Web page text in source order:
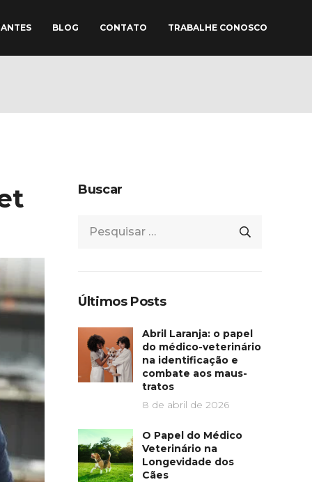
BLOG CONTATO TRABALHE CONOSCO
Buscar
Últimos Posts
Abril Laranja: o papel
do médico-veterinário
na identificação e
combate aos maus-
tratos
8 de abril de 2026
O Papel do Médico
Veterinário na
Longevidade dos
Cães